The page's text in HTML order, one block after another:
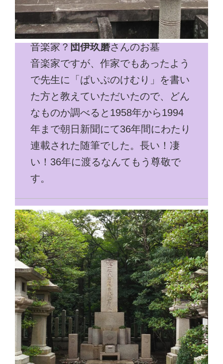
音楽家？ 団伊玖磨さんのお墓
音楽家ですが、作家でもあったよう
で先生に「ぱいぷのけむり」を書い
た方と教えていただいたので、どん
なものか調べると1958年から1994
年まで朝日新聞にて36年間にわたり
連載された随筆でした。長い！凄
い！36年に渡るなんてもう尊敬で
す。